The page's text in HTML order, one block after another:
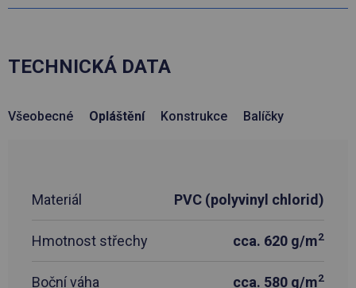
TECHNICKÁ DATA
Všeobecné Opláštění Konstrukce Balíčky
Materiál PVC (polyvinyl chlorid)
Hmotnost střechy cca. 620 g/m2
Boční váha cca. 580 g/m2